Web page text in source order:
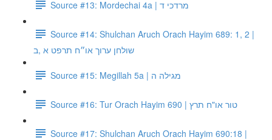
Source #13: Mordechai 4a | מרדכי ד
Source #14: Shulchan Aruch Orach Hayim 689: 1, 2 |
שולחן ערוך או״ח תרפט א ,ב
Source #15: Megillah 5a | מגילה ה
Source #16: Tur Orach Hayim 690 | טור או"ח תרץ
Source #17: Shulchan Aruch Orach Hayim 690:18 |